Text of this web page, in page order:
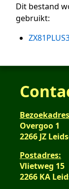
Dit bestand
gebruikt:
Overgoo 1
2266 JZ
Postadres:
Vlietweg 15
2266 KA